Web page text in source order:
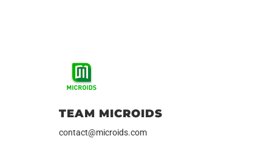
TEAM MICROIDS
contact@microids.com